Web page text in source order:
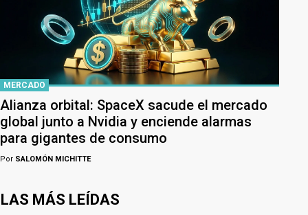
MERCADO
Alianza orbital: SpaceX sacude el mercado
global junto a Nvidia y enciende alarmas
para gigantes de consumo
Por SALOMÓN MICHITTE
LAS MÁS LEÍDAS